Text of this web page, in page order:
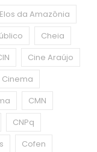
da Amazônia
Cheia
Cine Araújo
Cinema
CMN
CNPq
Cofen